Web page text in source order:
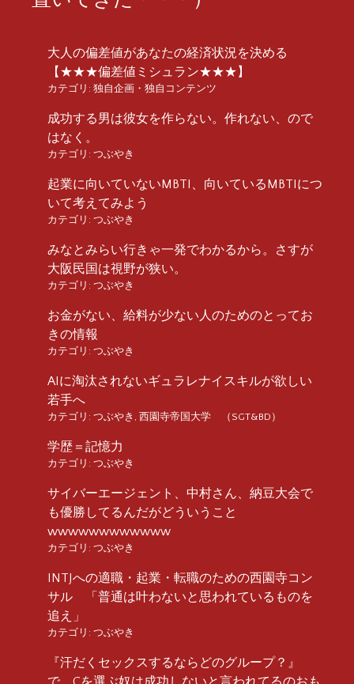
大人の偏差値があなたの経済状況を決める
【★★★偏差値ミシュラン★★★】
カテゴリ: 独自企画・独自コンテンツ
成功する男は彼女を作らない。作れない、ので
はなく。
カテゴリ: つぶやき
起業に向いていないMBTI、向いているMBTIにつ
いて考えてみよう
カテゴリ: つぶやき
みなとみらい行きゃ一発でわかるから。さすが
大阪民国は視野が狭い。
カテゴリ: つぶやき
お金がない、給料が少ない人のためのとってお
きの情報
カテゴリ: つぶやき
AIに淘汰されないギュラレナイスキルが欲しい
若手へ
カテゴリ: つぶやき , 西園寺帝国大学 （SGT&BD）
学歴＝記憶力
カテゴリ: つぶやき
サイバーエージェント、中村さん、納豆大会で
も優勝してるんだがどういうこと
wwwwwwwwwwww
カテゴリ: つぶやき
INTJへの適職・起業・転職のための西園寺コン
サル 「普通は叶わないと思われているものを
追え」
カテゴリ: つぶやき
『汗だくセックスするならどのグループ？』